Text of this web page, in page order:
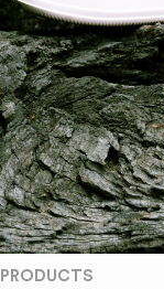
PRODUCTS